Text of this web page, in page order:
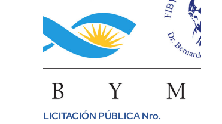
LICITACIÓN PÚBLICA Nro.